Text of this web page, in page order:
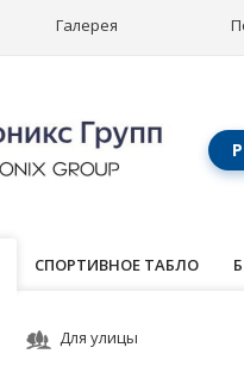
Галерея
СПОРТИВНОЕ ТАБЛО
Для улицы